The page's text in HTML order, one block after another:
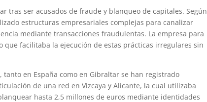
tras ser acusados de fraude y blanqueo de capitales. Según
estructuras empresariales complejas para canalizar
mediante transacciones fraudulentas. La empresa para
facilitaba la ejecución de estas prácticas irregulares sin
tanto en España como en Gibraltar se han registrado
de una red en Vizcaya y Alicante, la cual utilizaba
hasta 2,5 millones de euros mediante identidades